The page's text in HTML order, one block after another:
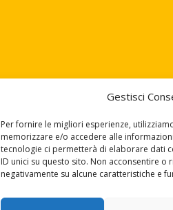
Gestisci
Per fornire le migliori esperienze,
memorizzare e/o accedere alle
tecnologie ci permetterà di elaborare dati
ID unici su questo sito. Non acconsentire
negativamente su alcune caratteristiche e